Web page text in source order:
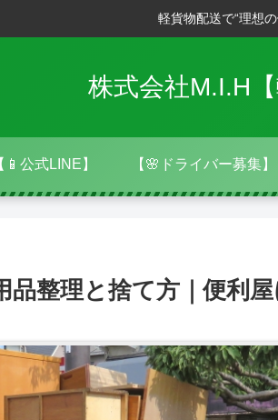
軽貨物配送で“理想
株式会社M.I.H
📱公式LINE】 【🌸ドライバー募集】
品整理と捨て方｜便利